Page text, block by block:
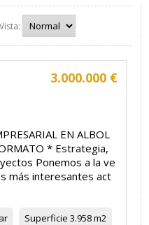
Vista:
3.000.000 €
EN ALBOL
* Estrategia,
Ponemos a la ve
más interesantes act
Superficie 3.958 m2